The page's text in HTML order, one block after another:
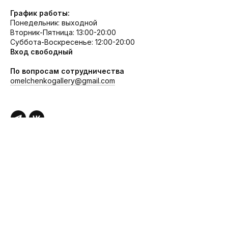
График работы:
Понедельник: выходной
Вторник-Пятница: 13:00-20:00
Суббота-Воскресенье: 12:00-20:00
Вход свободный
По вопросам сотрудничества
omelchenkogallery@gmail.com